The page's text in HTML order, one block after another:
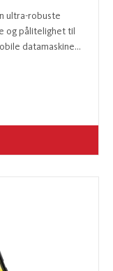
ultra-robuste
og pålitelighet til
datamaskine...